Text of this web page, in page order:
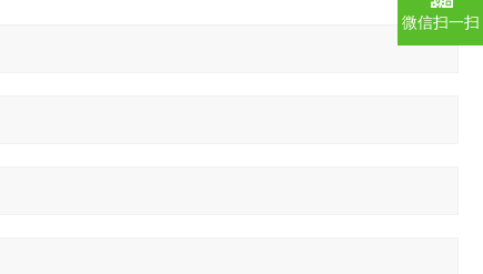
微信扫一扫